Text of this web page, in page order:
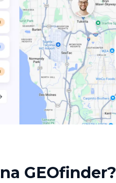
GEOfinder?